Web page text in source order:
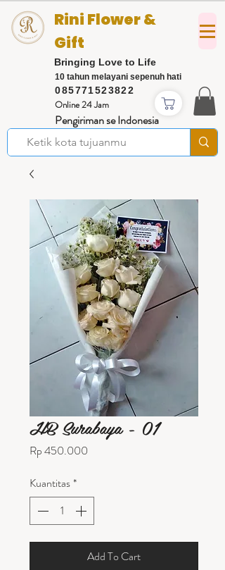
085771523822
Rini Flower &
Gift
Bringing Love to Life
Online 24 Jam
Pengiriman se Indonesia
10 tahun melayani sepenuh hati
HB Surabaya - 01
Rp 450.000
Kuantitas*
Add To Cart